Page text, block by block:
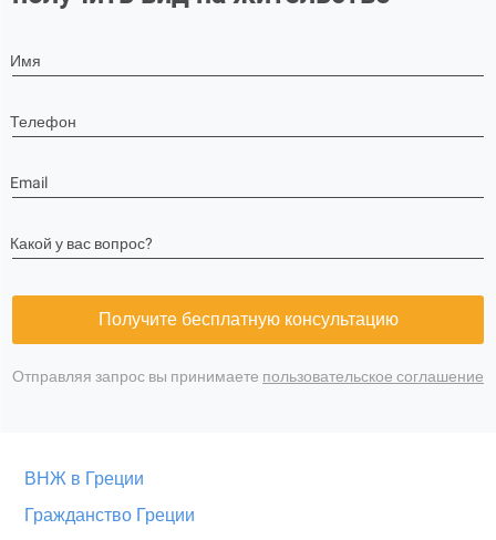
Имя
Телефон
Email
Какой у вас вопрос?
Получите бесплатную консультацию
Отправляя запрос вы принимаете пользовательское соглашение
ВНЖ в Греции
Гражданство Греции